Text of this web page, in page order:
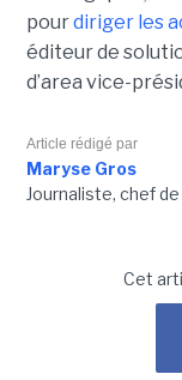
pourdiriger les
éditeur de
d’area vice-
Article rédigé par
Maryse Gros
Journaliste, chef de
Cet